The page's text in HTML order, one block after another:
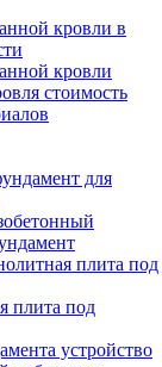
кровли в
кровли
стоимость
для
плита под
плита под
устройство